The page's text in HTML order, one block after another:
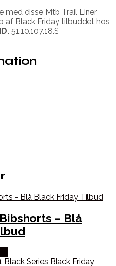
med disse Mtb Trail Liner
af Black Friday tilbuddet hos
51.10.107.18.S
– Blå